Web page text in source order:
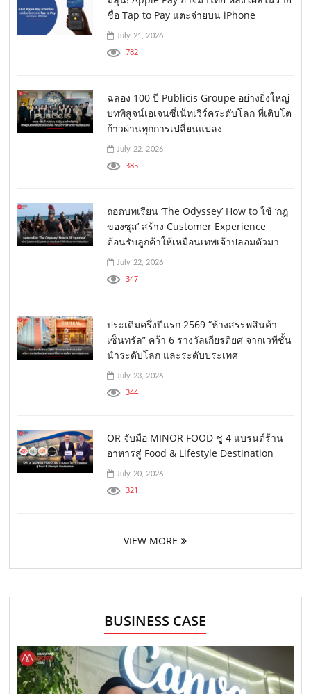
ชื่อ Tap to Pay แตะจ่ายบน iPhone
July 21, 2026
782
ฉลอง 100 ปี Publicis Groupe อย่างยิ่งใหญ่
บทพิสูจน์เอเจนซี่เน็ทเวิร์คระดับโลก ที่เติบโต
ก้าวผ่านทุกการเปลี่ยนแปลง
July 22, 2026
385
ถอดบทเรียน ‘The Odyssey’ How to ใช้ ‘กฎ
ของซุส’ สร้าง Customer Experience
ต้อนรับลูกค้าให้เหมือนเทพเจ้าปลอมตัวมา
July 22, 2026
347
ประเดิมครึ่งปีแรก 2569 “ห้างสรรพสินค้า
เซ็นทรัล” คว้า 6 รางวัลเกียรติยศ จากเวทีชั้น
นำระดับโลก และระดับประเทศ
July 23, 2026
344
OR จับมือ MINOR FOOD ชู 4 แบรนด์ร้าน
อาหารสู่ Food & Lifestyle Destination
July 20, 2026
321
VIEW MORE
BUSINESS CASE